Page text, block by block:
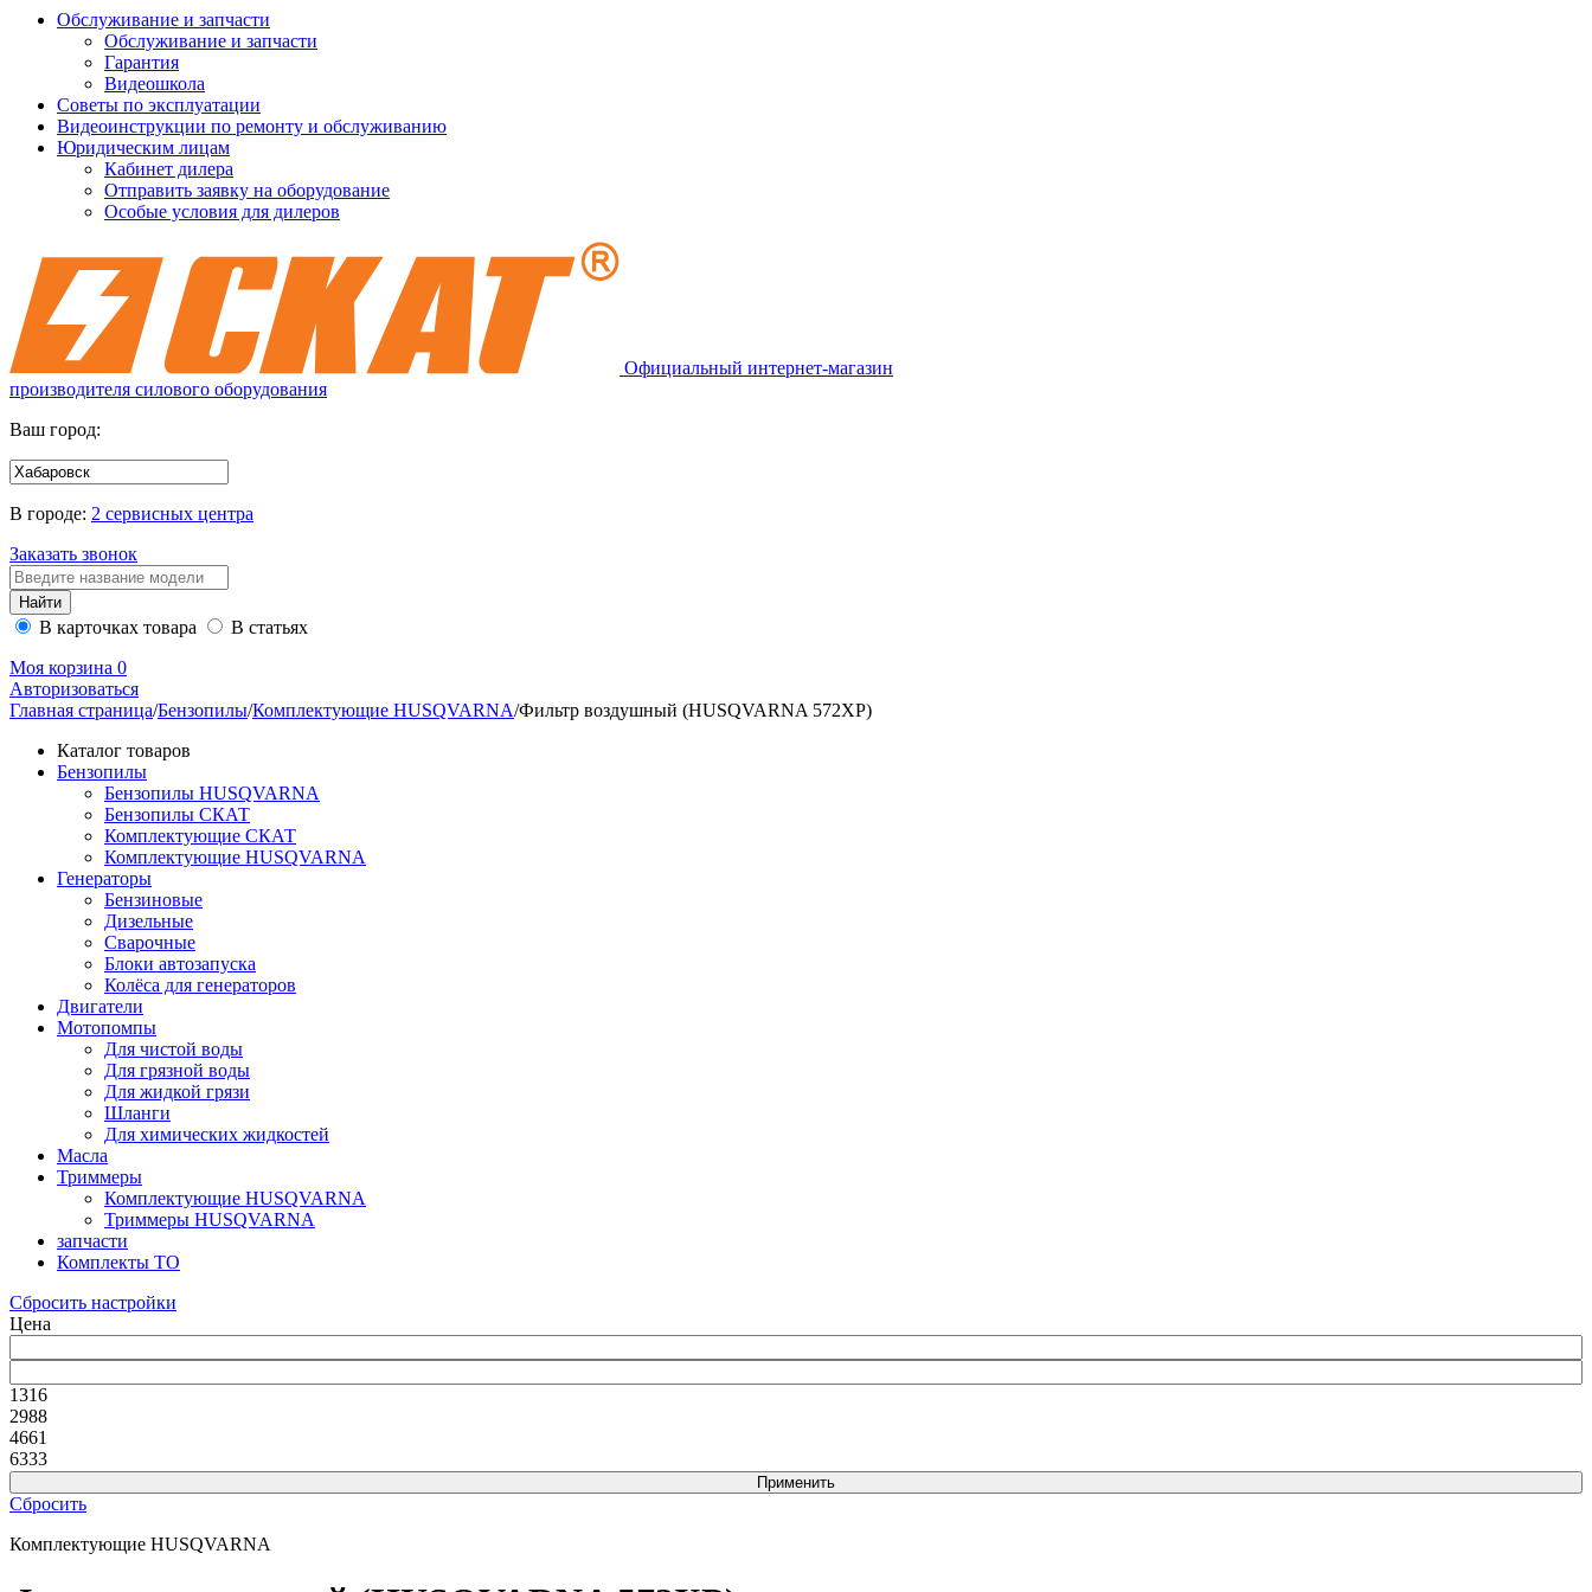
Обслуживание и запчасти
Обслуживание и запчасти
Гарантия
Видеошкола
Советы по эксплуатации
Видеоинструкции по ремонту и обслуживанию
Юридическим лицам
Кабинет дилера
Отправить заявку на оборудование
Особые условия для дилеров
Официальный интернет-магазин
производителя силового оборудования
Ваш город:
В городе: 2 сервисных центра
Заказать звонок
В карточках товара
В статьях
Моя корзина 0
Авторизоваться
Главная страница/Бензопилы/Комплектующие HUSQVARNA/Фильтр воздушный (HUSQVARNA 572XP)
Каталог товаров
Бензопилы
Бензопилы HUSQVARNA
Бензопилы СКАТ
Комплектующие СКАТ
Комплектующие HUSQVARNA
Генераторы
Бензиновые
Дизельные
Сварочные
Блоки автозапуска
Колёса для генераторов
Двигатели
Мотопомпы
Для чистой воды
Для грязной воды
Для жидкой грязи
Шланги
Для химических жидкостей
Масла
Триммеры
Комплектующие HUSQVARNA
Триммеры HUSQVARNA
запчасти
Комплекты ТО
Сбросить настройки
Цена
1316
2988
4661
6333
Сбросить
Комплектующие HUSQVARNA